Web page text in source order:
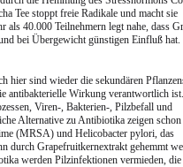
Tee stoppt freie Radikale und macht sie
als 40.000 Teilnehmern legt nahe, dass
bei Übergewicht günstigen Einfluß hat.
hier sind wieder die sekundären
antibakterielle Wirkung verantwortlich
Viren-, Bakterien-, Pilzbefall und
Alternative zu Antibiotika zeigen schon
(MRSA) und Helicobacter pylori, das
durch Grapefruitkernextrakt gehemmt
werden Pilzinfektionen vermieden,